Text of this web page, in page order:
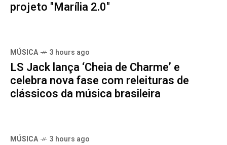
projeto "Marília 2.0"
MÚSICA 3 hours ago
LS Jack lança ‘Cheia de Charme’ e
celebra nova fase com releituras de
clássicos da música brasileira
MÚSICA 3 hours ago